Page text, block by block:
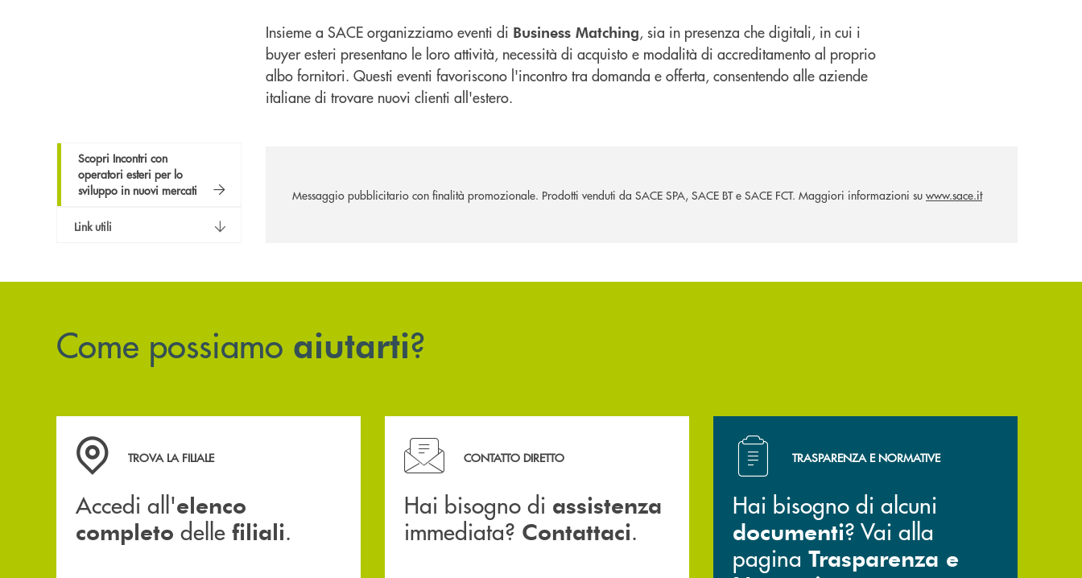
Scopri Incontri con
operatori esteri per lo
sviluppo in nuovi mercati
Link utili
Insieme a SACE organizziamo eventi di Business Matching, sia in presenza che digitali, in cui i
buyer esteri presentano le loro attività, necessità di acquisto e modalità di accreditamento al proprio
albo fornitori. Questi eventi favoriscono l'incontro tra domanda e offerta, consentendo alle aziende
italiane di trovare nuovi clienti all'estero.
Messaggio pubblicitario con finalità promozionale. Prodotti venduti da SACE SPA, SACE BT e SACE FCT. Maggiori informazioni su www.sace.it
Come possiamo aiutarti?
Accedi all' elenco completo delle filiali .
TROVA LA FILIALE
Accedi all'elenco
completo delle filiali.
Hai bisogno di assistenza immediata? Contattaci .
CONTATTO DIRETTO
Hai bisogno di assistenza
immediata? Contattaci.
Hai bisogno di alcuni documenti ? Vai alla pagina
TRASPARENZA E NORMATIVE
Hai bisogno di alcuni
documenti? Vai alla
pagina Trasparenza e